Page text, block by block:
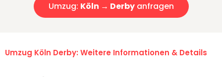
Umzug: Köln → Derbyanfragen
Umzug Köln Derby: Weitere Informationen & Details